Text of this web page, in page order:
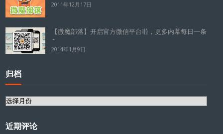
2011年12月17日
【微魔部落】开启官方微信平台啦，更多内幕每日一条
~
2014年1月9日
归档
归
近期评论